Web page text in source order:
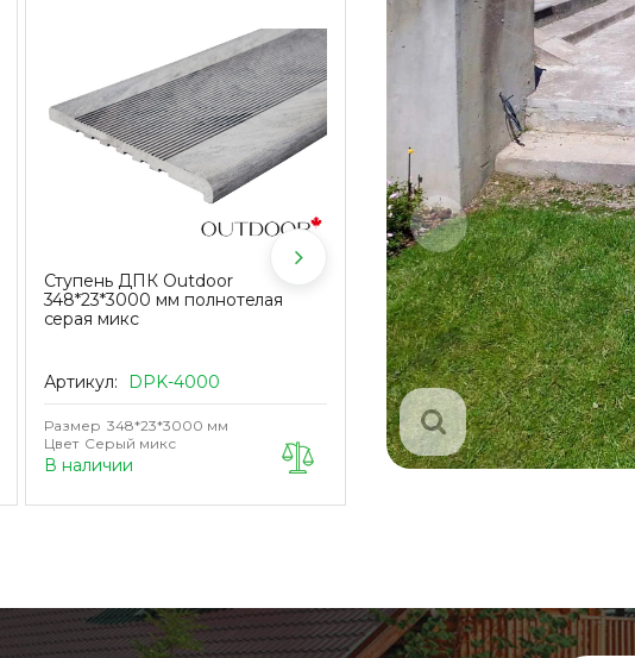
Ступень ДПК Outdoor
348*23*3000 мм полнотелая
серая микс
Артикул: DPK-4000
Размер 348*23*3000 мм
Цвет Серый микс
В наличии
Ступень ДПК Outdoor
348*23*4000 мм полнотелая
серая микс
Артикул: DPK-4001
Размер 348*23*4000 мм
Цвет Серый микс
В наличии